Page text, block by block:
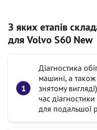
З яких етапів
для Volvo S60 New
Діагностика
машині, а також
знятому
час діагностики
для подальшої